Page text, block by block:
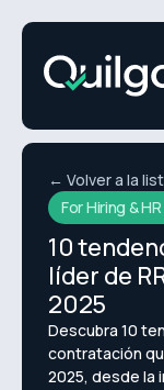
← Volver a la
For Hiring &
10
líder de
2025
Descubra 10
contratación
2025, desde la